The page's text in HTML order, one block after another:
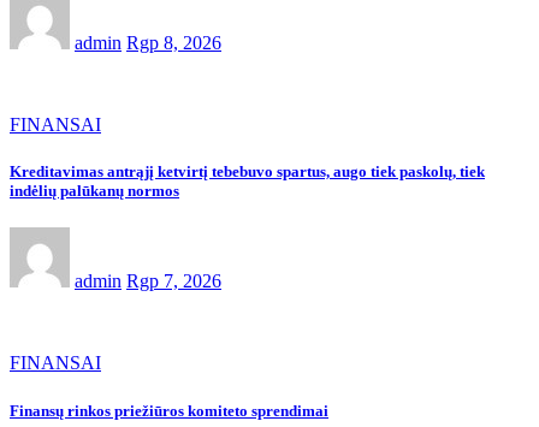
admin Rgp 8, 2026
FINANSAI
Kreditavimas antrąjį ketvirtį tebebuvo spartus, augo tiek paskolų, tiek
indėlių palūkanų normos
admin Rgp 7, 2026
FINANSAI
Finansų rinkos priežiūros komiteto sprendimai